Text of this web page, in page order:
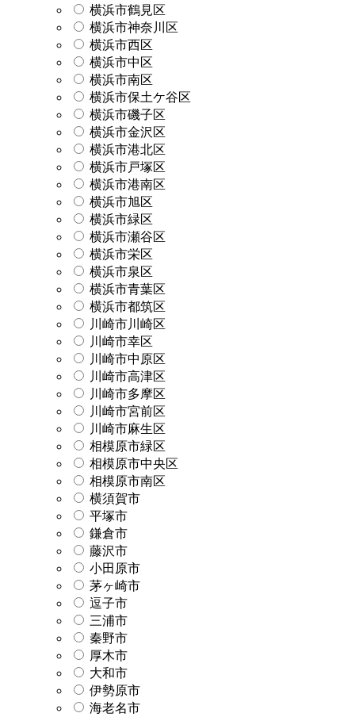
横浜市鶴見区
横浜市神奈川区
横浜市西区
横浜市中区
横浜市南区
横浜市保土ケ谷区
横浜市磯子区
横浜市金沢区
横浜市港北区
横浜市戸塚区
横浜市港南区
横浜市旭区
横浜市緑区
横浜市瀬谷区
横浜市栄区
横浜市泉区
横浜市青葉区
横浜市都筑区
川崎市川崎区
川崎市幸区
川崎市中原区
川崎市高津区
川崎市多摩区
川崎市宮前区
川崎市麻生区
相模原市緑区
相模原市中央区
相模原市南区
横須賀市
平塚市
鎌倉市
藤沢市
小田原市
茅ヶ崎市
逗子市
三浦市
秦野市
厚木市
大和市
伊勢原市
海老名市